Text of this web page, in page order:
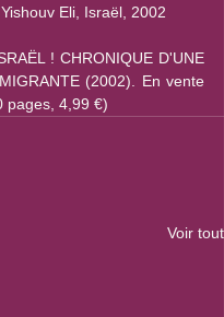
Eli, Israël, 2002
! CHRONIQUE D'UNE
(2002). En vente
pages, 4,99 €)
Voir tout